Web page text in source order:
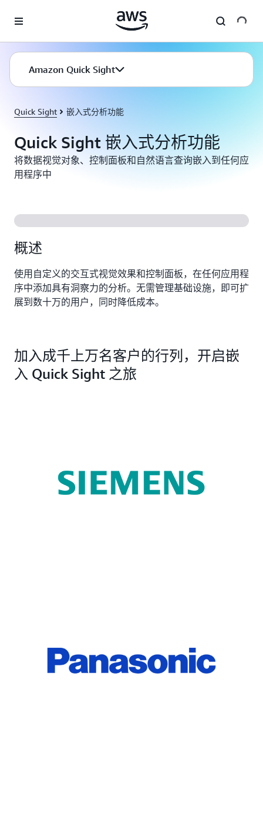
Amazon Quick Sight
Quick Sight 嵌入式分析功能
Quick Sight 嵌入式分析功能
将数据视觉对象、控制面板和自然语言查询嵌入到任何应
用程序中
概述
使用自定义的交互式视觉效果和控制面板，在任何应用程
序中添加具有洞察力的分析。无需管理基础设施，即可扩
展到数十万的用户，同时降低成本。
加入成千上万名客户的行列，开启嵌
入 Quick Sight 之旅